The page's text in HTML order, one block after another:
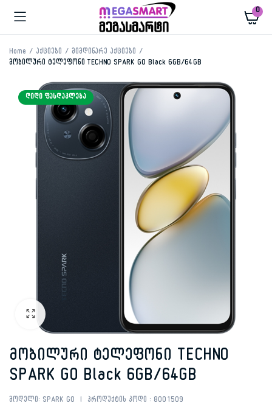
0
Home აქციები
მიმდინარე აქციები
მობილური ტელეფონი TECHNO SPARK GO Black 6GB/64GB
ᲓᲘᲓᲘ ᲤᲐᲡᲓᲐᲙᲚᲔᲑᲐ
მობილური ტელეფონი TECHNO
SPARK GO Black 6GB/64GB
მოდელი: SPARK GO პროდუქტის კოდი : 8001509